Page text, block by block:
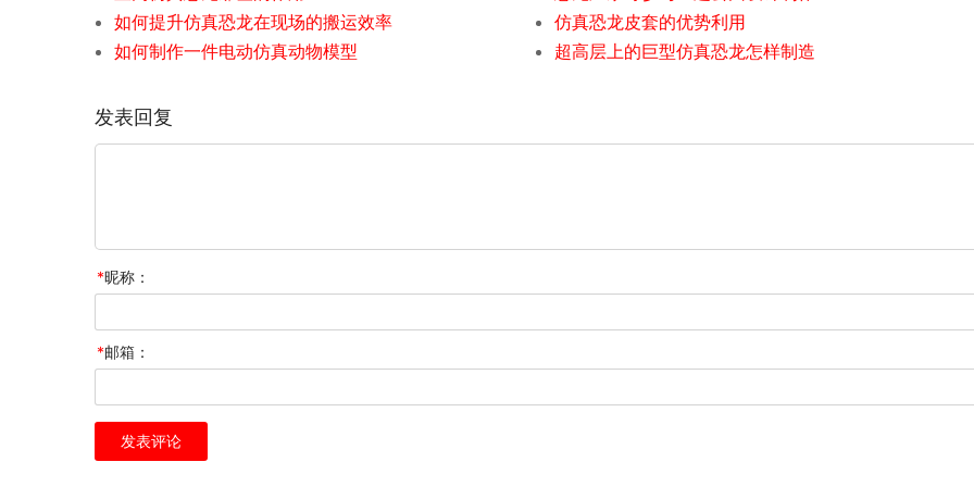
如何提升仿真恐龙在现场的搬运效率
仿真恐龙皮套的优势利用
如何制作一件电动仿真动物模型
超高层上的巨型仿真恐龙怎样制造
发表回复
*昵称：
*邮箱：